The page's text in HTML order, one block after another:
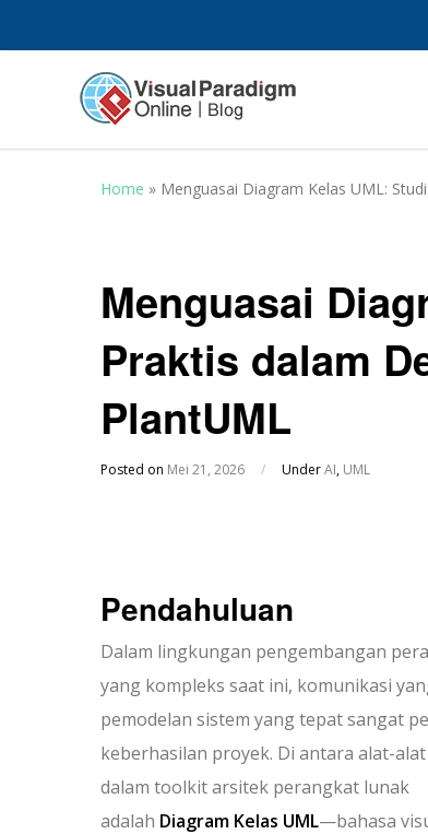
Home » Menguasai Diagram Kelas UML:
Menguasai
Praktis dalam
PlantUML
Posted on Mei 21, 2026 / UnderAI, UML
Pendahuluan
Dalam lingkungan pengembangan
yang kompleks saat ini, komunikasi
pemodelan sistem yang tepat sangat
keberhasilan proyek. Di antara alat-
dalam toolkit arsitek perangkat lunak
adalah Diagram Kelas UML—bahasa